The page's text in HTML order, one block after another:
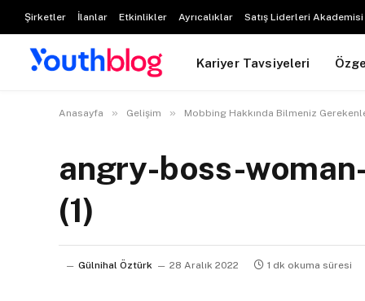
Şirketler İlanlar Etkinlikler Ayrıcalıklar Satış Liderleri Akademisi
Kariyer Tavsiyeleri
Anasayfa » Gelişim » Mobbing Hakkında Bilmeniz
angry-boss-
(1)
Gülnihal Öztürk 28 Aralık 2022 1 dk okuma süresi